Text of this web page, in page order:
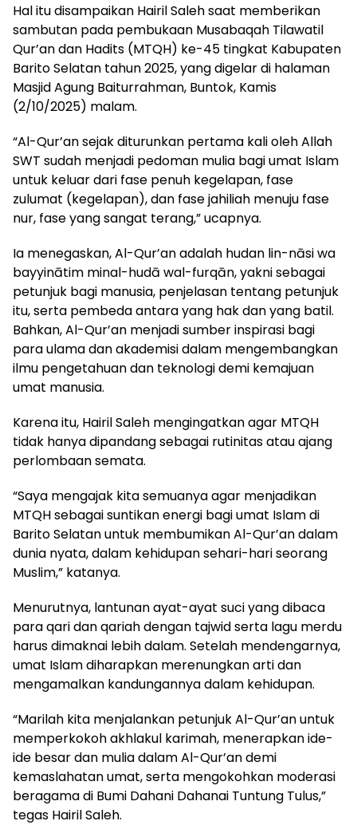
Hal itu disampaikan Hairil Saleh saat memberikan
sambutan pada pembukaan Musabaqah Tilawatil
Qur’an dan Hadits (MTQH) ke-45 tingkat Kabupaten
Barito Selatan tahun 2025, yang digelar di halaman
Masjid Agung Baiturrahman, Buntok, Kamis
(2/10/2025) malam.
“Al-Qur’an sejak diturunkan pertama kali oleh Allah
SWT sudah menjadi pedoman mulia bagi umat Islam
untuk keluar dari fase penuh kegelapan, fase
zulumat (kegelapan), dan fase jahiliah menuju fase
nur, fase yang sangat terang,” ucapnya.
Ia menegaskan, Al-Qur’an adalah hudan lin-nāsi wa
bayyinātim minal-hudā wal-furqān, yakni sebagai
petunjuk bagi manusia, penjelasan tentang petunjuk
itu, serta pembeda antara yang hak dan yang batil.
Bahkan, Al-Qur’an menjadi sumber inspirasi bagi
para ulama dan akademisi dalam mengembangkan
ilmu pengetahuan dan teknologi demi kemajuan
umat manusia.
Karena itu, Hairil Saleh mengingatkan agar MTQH
tidak hanya dipandang sebagai rutinitas atau ajang
perlombaan semata.
“Saya mengajak kita semuanya agar menjadikan
MTQH sebagai suntikan energi bagi umat Islam di
Barito Selatan untuk membumikan Al-Qur’an dalam
dunia nyata, dalam kehidupan sehari-hari seorang
Muslim,” katanya.
Menurutnya, lantunan ayat-ayat suci yang dibaca
para qari dan qariah dengan tajwid serta lagu merdu
harus dimaknai lebih dalam. Setelah mendengarnya,
umat Islam diharapkan merenungkan arti dan
mengamalkan kandungannya dalam kehidupan.
“Marilah kita menjalankan petunjuk Al-Qur’an untuk
memperkokoh akhlakul karimah, menerapkan ide-
ide besar dan mulia dalam Al-Qur’an demi
kemaslahatan umat, serta mengokohkan moderasi
beragama di Bumi Dahani Dahanai Tuntung Tulus,”
tegas Hairil Saleh.